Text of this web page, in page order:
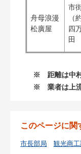
舟母浪漫
松廣屋
市
（
四
田
※ 距離は中
※ 業者は上流
このページに関
市長部局 観光商工